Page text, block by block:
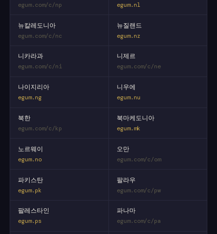
egum.com/c/np egum.nl
뉴칼레도니아
egum.com/c/nc
뉴질랜드
egum.nz
니카라과
egum.com/c/ni
니제르
egum.com/c/ne
나이지리아
egum.ng
니우에
egum.nu
북한
egum.com/c/kp
북마케도니아
egum.mk
노르웨이
egum.no
오만
egum.com/c/om
파키스탄
egum.pk
팔라우
egum.com/c/pw
팔레스타인
egum.ps
파나마
egum.com/c/pa